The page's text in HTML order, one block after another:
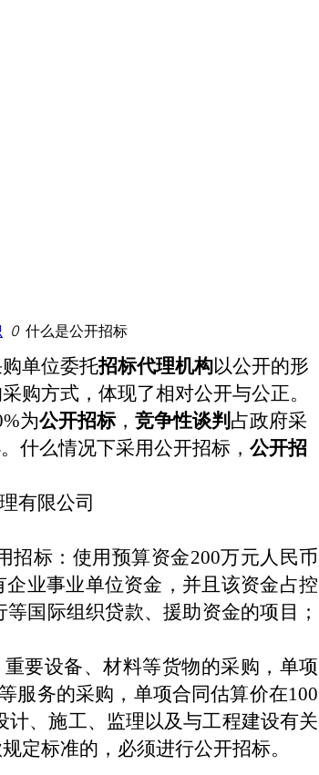
ꄲ 什么是公开招标
单位委托招标代理机构以公开的形
购方式，体现了相对公开与公正。
为公开招标， 竞争性谈判 占政府采
什么情况下采用公开招标， 公开招
招标：使用预算资金200万元人民币
业事业单位资金，并且该资金占控
国际组织贷款、援助资金的项目；
要设备、材料等货物的采购，单项
服务的采购，单项合同估算价在100
、施工、监理以及与工程建设有关
定标准的，必须进行公开招标。